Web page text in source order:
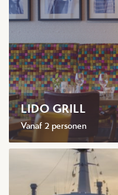
LIDO GRILL
Vanaf 2 personen